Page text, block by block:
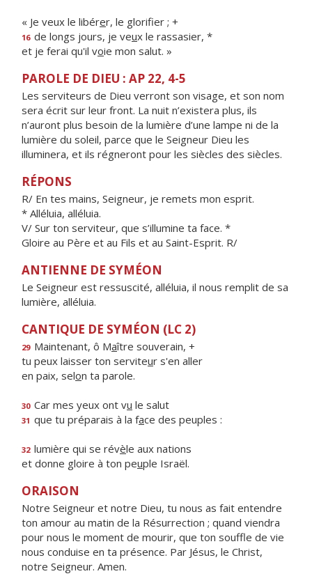
« Je veux le libérer, le glorifier ; +
16 de longs jours, je veux le rassasier, *
et je ferai qu'il voie mon salut. »
PAROLE DE DIEU : AP 22, 4-5
Les serviteurs de Dieu verront son visage, et son nom
sera écrit sur leur front. La nuit n’existera plus, ils
n’auront plus besoin de la lumière d’une lampe ni de la
lumière du soleil, parce que le Seigneur Dieu les
illuminera, et ils régneront pour les siècles des siècles.
RÉPONS
R/ En tes mains, Seigneur, je remets mon esprit.
* Alléluia, alléluia.
V/ Sur ton serviteur, que s’illumine ta face. *
Gloire au Père et au Fils et au Saint-Esprit. R/
ANTIENNE DE SYMÉON
Le Seigneur est ressuscité, alléluia, il nous remplit de sa
lumière, alléluia.
CANTIQUE DE SYMÉON (LC 2)
29 Maintenant, ô Maître souverain, +
tu peux laisser ton serviteur s'en aller
en paix, selon ta parole.
30 Car mes yeux ont vu le salut
31 que tu préparais à la face des peuples :
32 lumière qui se révèle aux nations
et donne gloire à ton peuple Israël.
ORAISON
Notre Seigneur et notre Dieu, tu nous as fait entendre
ton amour au matin de la Résurrection ; quand viendra
pour nous le moment de mourir, que ton souffle de vie
nous conduise en ta présence. Par Jésus, le Christ,
notre Seigneur. Amen.